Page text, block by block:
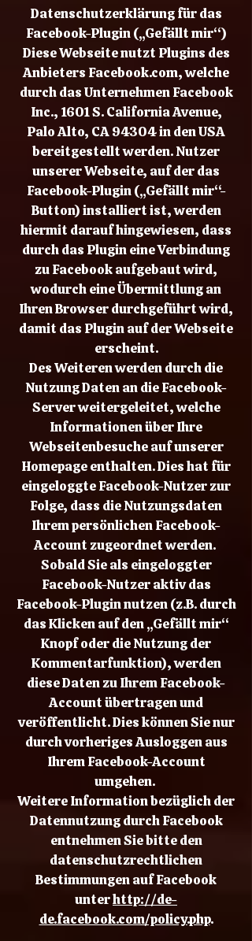
Datenschutzerklärung für das
Facebook-Plugin („Gefällt mir“)
Diese Webseite nutzt Plugins des
Anbieters Facebook.com, welche
durch das Unternehmen Facebook
Inc., 1601 S. California Avenue,
Palo Alto, CA 94304 in den USA
bereitgestellt werden. Nutzer
unserer Webseite, auf der das
Facebook-Plugin („Gefällt mir“-
Button) installiert ist, werden
hiermit darauf hingewiesen, dass
durch das Plugin eine Verbindung
zu Facebook aufgebaut wird,
wodurch eine Übermittlung an
Ihren Browser durchgeführt wird,
damit das Plugin auf der Webseite
erscheint.
Des Weiteren werden durch die
Nutzung Daten an die Facebook-
Server weitergeleitet, welche
Informationen über Ihre
Webseitenbesuche auf unserer
Homepage enthalten. Dies hat für
eingeloggte Facebook-Nutzer zur
Folge, dass die Nutzungsdaten
Ihrem persönlichen Facebook-
Account zugeordnet werden.
Sobald Sie als eingeloggter
Facebook-Nutzer aktiv das
Facebook-Plugin nutzen (z.B. durch
das Klicken auf den „Gefällt mir“
Knopf oder die Nutzung der
Kommentarfunktion), werden
diese Daten zu Ihrem Facebook-
Account übertragen und
veröffentlicht. Dies können Sie nur
durch vorheriges Ausloggen aus
Ihrem Facebook-Account
umgehen.
Weitere Information bezüglich der
Datennutzung durch Facebook
entnehmen Sie bitte den
datenschutzrechtlichen
Bestimmungen auf Facebook
unterhttp://de-
de.facebook.com/policy.php.